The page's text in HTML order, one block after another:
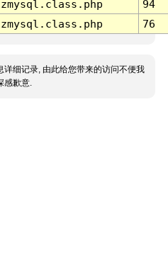
94
76
详细记录, 由此给您带来的访问不便我
感歉意.